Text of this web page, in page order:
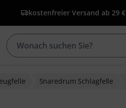
kostenfreier Versand ab 29 €
Snaredrum Schlagfelle